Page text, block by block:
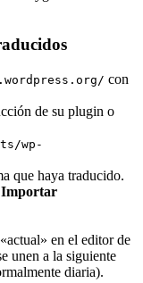
con
de su plugin o
wp-
que haya traducido.
Importar
en el editor de
unen a la siguiente
diaria).